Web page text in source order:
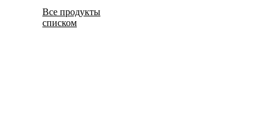
Все продукты
списком